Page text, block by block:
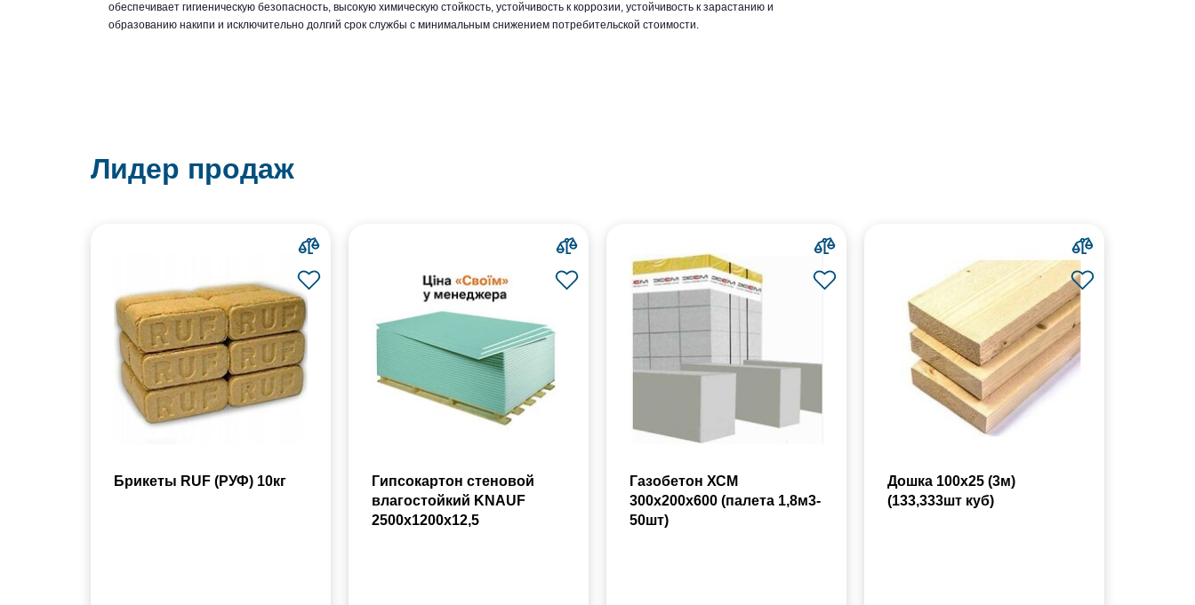
обеспечивает гигиеническую безопасность, высокую химическую стойкость, устойчивость к коррозии, устойчивость к зарастанию и
образованию накипи и исключительно долгий срок службы с минимальным снижением потребительской стоимости.
Лидер продаж
Брикеты RUF (РУФ) 10кг
Гипсокартон стеновой
влагостойкий KNAUF
2500х1200х12,5
Газобетон ХСМ
300x200x600 (палета 1,8м3-
50шт)
Дошка 100х25 (3м)
(133,333шт куб)